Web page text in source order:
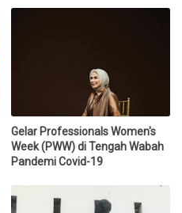
Gelar Professionals Women's
Week (PWW) di Tengah Wabah
Pandemi Covid-19